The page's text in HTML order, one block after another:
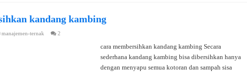
kandang kambing
manajemen-ternak 2
cara membersihkan kandang kambing Secara
sederhana kandang kambing bisa dibersihkan hanya
dengan menyapu semua kotoran dan sampah sisa